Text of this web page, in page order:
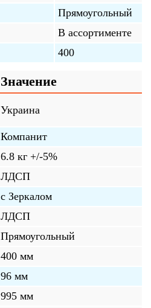
Прямоугольный
В ассортименте
400
Значение
Украина
Компанит
6.8 кг +/-5%
ЛДСП
с Зеркалом
ЛДСП
Прямоугольный
400 мм
96 мм
995 мм